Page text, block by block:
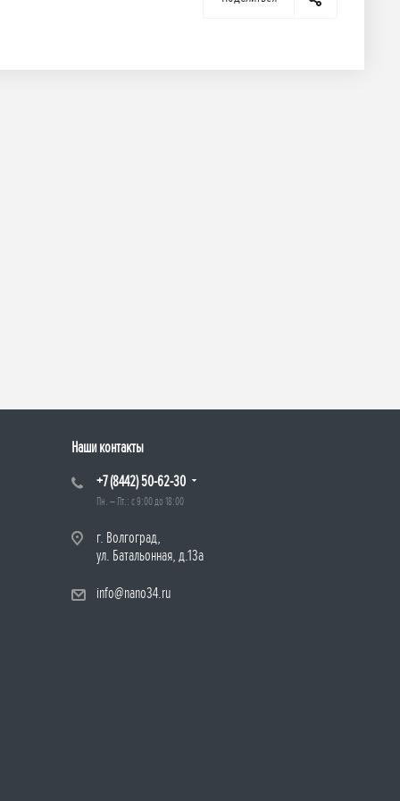
Наши контакты
+7 (8442) 50-62-30
Пн. – Пт.: с 9:00 до 18:00
г. Волгоград,
ул. Батальонная, д.13а
info@nano34.ru